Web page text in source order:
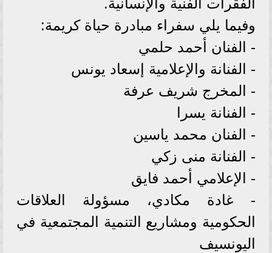
الفقرات الفنية والإنسانية.
وفيما يلي سفراء مبادرة حياة كريمة:
- الفنان أحمد حلمي
- الفنانة والإعلامية إسعاد يونس
- المخرج شريف عرفة
- الفنانة يسرا
- الفنان محمد ياسين
- الفنانة منى زكي
- الإعلامي أحمد فايق
- غادة مكادي، مسؤولة العلاقات
الحكومية ومشاريع التنمية المجتمعية في
اليونسيف